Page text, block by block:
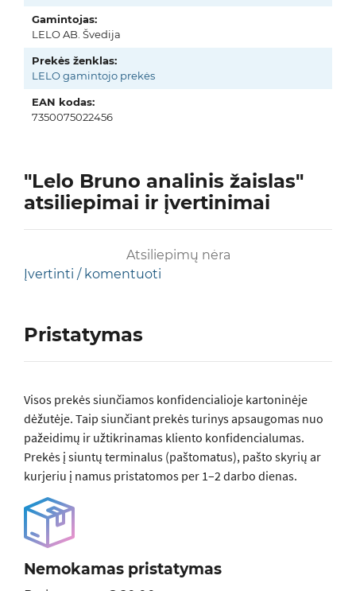
Gamintojas:
LELO AB. Švedija
Prekės ženklas:
LELO gamintojo prekės
EAN kodas:
7350075022456
"Lelo Bruno analinis žaislas"
atsiliepimai ir įvertinimai
Atsiliepimų nėra
Įvertinti / komentuoti
Pristatymas
Visos prеkės siunčiamos konfidencialioje kartoninėje
dėžutėje. Taip siunčiant prekės turinys apsaugomas nuo
pažeidimų ir užtikrinamas kliento konfidencialumas.
Prekės į siuntų terminalus (paštomatus), pašto skyrių ar
kurjeriu į namus pristatomos per 1–2 darbo dienas.
Nemokamas pristatymas